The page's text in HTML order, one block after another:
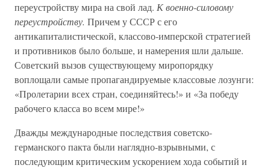
переустройству мира на свой лад. К военно-силовому
переустройству. Причем у СССР с его
антикапиталистической, классово-имперской стратегией
и противников было больше, и намерения шли дальше.
Советский вызов существующему миропорядку
воплощали самые пропагандируемые классовые лозунги:
«Пролетарии всех стран, соединяйтесь!» и «За победу
рабочего класса во всем мире!»
Дважды международные последствия советско-
германского пакта были наглядно-взрывными, с
последующим критическим ускорением хода событий и